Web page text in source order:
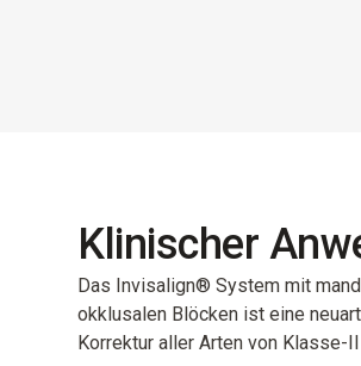
Klinischer
Das Invisalign® System mit
okklusalen Blöcken ist eine
Korrektur aller Arten von Klasse-